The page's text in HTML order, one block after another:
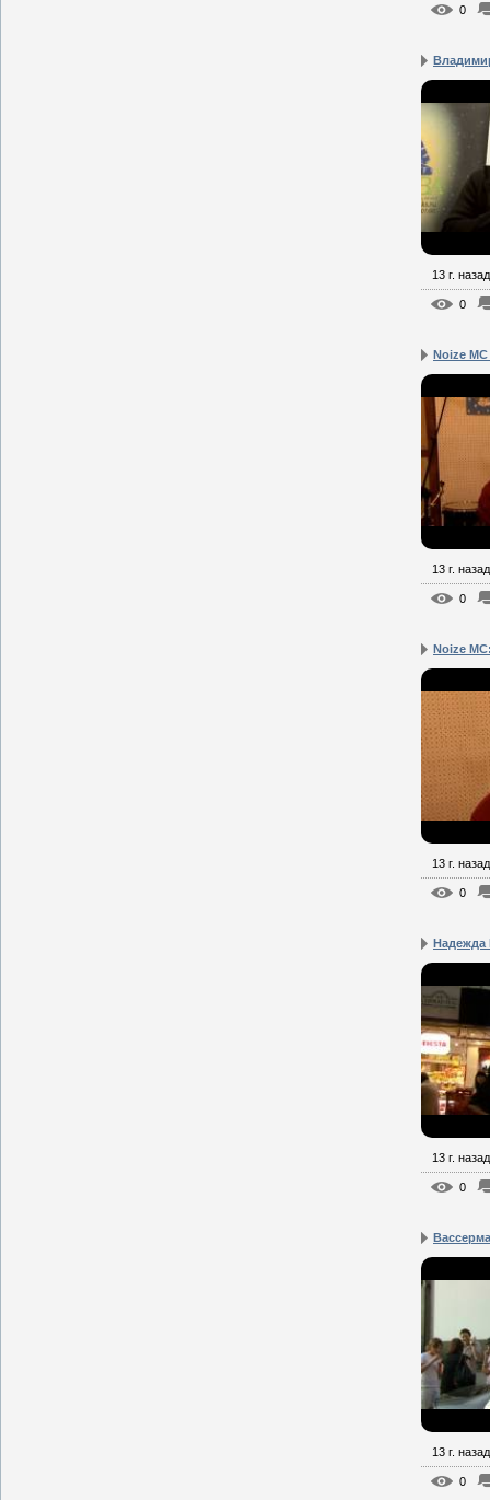
0
13 г. назад
0
Noize
13 г. назад
0
Noize
13 г. назад
0
Надежда
13 г. назад
0
13 г. назад
0